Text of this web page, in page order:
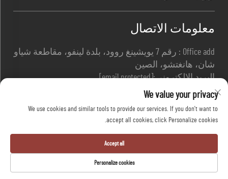
معلومات الاتصال
Office add : رقم 7 يويشينغ روود، بلدة لينفو، مقاطعة شياو
شان، هانغتشو، الصين
البريد الإلكتروني:[email protected]
اتصل بي+86-13967169961
المحدودة جميع الحقوق محفوظة -
مدونة
We value your privacy
We use cookies and similar tools to provide our services. If you don't want to
accept all cookies, click Personalize cookies.
Personalize cookies
Accept all